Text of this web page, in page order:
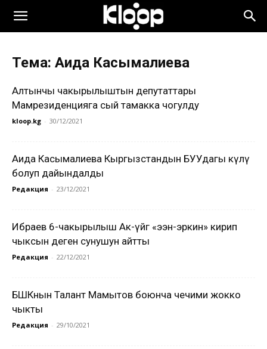
Тема: Аида Касымалиева
Алтынчы чакырылыштын депутаттары
Мамрезиденцияга сый тамакка чогулду
kloop.kg - 30/12/2021
Аида Касымалиева Кыргызстандын БУУдагы өкүлү
болуп дайындалды
Редакция - 23/12/2021
Ибраев 6-чакырылыш Ак-үйгө «ээн-эркин» кирип
чыксын деген сунушун айтты
Редакция - 22/12/2021
БШКнын Талант Мамытов боюнча чечими жокко
чыкты
Редакция - 29/10/2021